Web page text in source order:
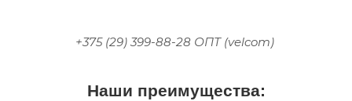
+375 (29) 399-88-28 ОПТ (velcom)
Наши преимущества: